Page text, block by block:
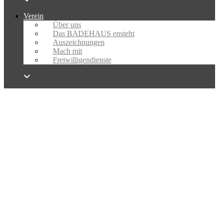
Verein
Über uns
Das BADEHAUS ensteht
Auszeichnungen
Mach mit
Freiwilligendienste